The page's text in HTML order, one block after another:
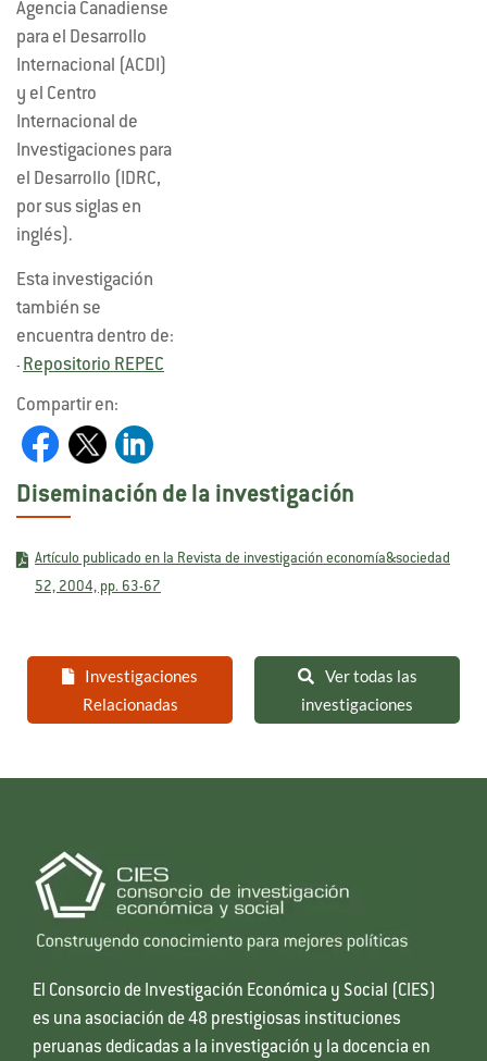
Agencia Canadiense
para el Desarrollo
Internacional (ACDI)
y el Centro
Internacional de
Investigaciones para
el Desarrollo (IDRC,
por sus siglas en
inglés).
Esta investigación
también se
encuentra dentro de:
- Repositorio REPEC
Compartir en:
Diseminación de la investigación
Artículo publicado en la Revista de investigación economía&sociedad
52, 2004, pp. 63-67
Investigaciones
Relacionadas
Ver todas las
investigaciones
El Consorcio de Investigación Económica y Social (CIES)
es una asociación de 48 prestigiosas instituciones
peruanas dedicadas a la investigación y la docencia en